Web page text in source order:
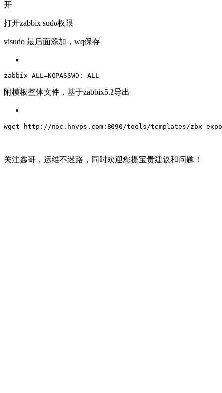
开
打开zabbix sudo权限
visudo 最后面添加，wq保存
zabbix ALL=NOPASSWD: ALL
附模板整体文件，基于zabbix5.2导出
wget http: //noc.hnvps.com:8090/tools/templates/zbx
关注鑫哥，运维不迷路，同时欢迎您提宝贵建议和问题！